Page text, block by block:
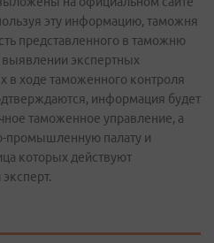
эту информацию, таможня
представленного в таможню
экспертных
ходе таможенного контроля
информация будет
таможенное управление, а
промышленную палату и
которых действуют